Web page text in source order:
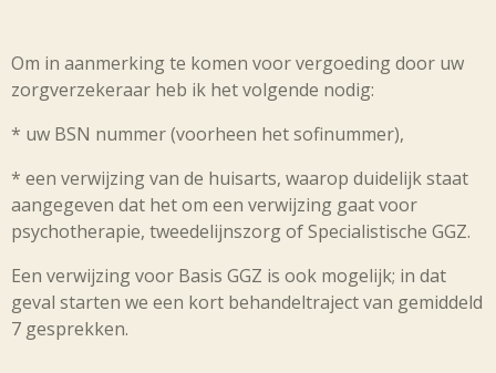
Om in aanmerking te komen voor vergoeding door uw
zorgverzekeraar heb ik het volgende nodig:
* uw BSN nummer (voorheen het sofinummer),
* een verwijzing van de huisarts, waarop duidelijk staat
aangegeven dat het om een verwijzing gaat voor
psychotherapie, tweedelijnszorg of Specialistische GGZ.
Een verwijzing voor Basis GGZ is ook mogelijk; in dat
geval starten we een kort behandeltraject van gemiddeld
7 gesprekken.